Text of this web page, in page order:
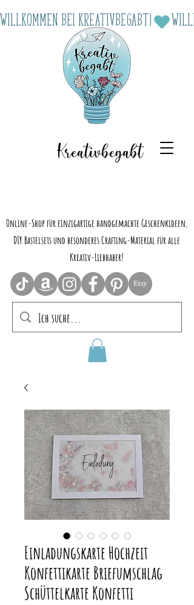
Kreativbegabt
Online-Shop für einzigartige handgemachte Geschenkideen,
DIY Bastelsets und besonderes Crafting-Material für alle
Kreativ-Liebhaber!
Willkommen bei Kreativbegabt!
Einladungskarte Hochzeit
Konfettikarte Briefumschlag
Schüttelkarte Konfetti